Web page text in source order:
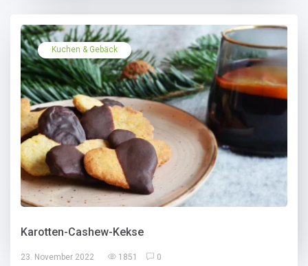
Kuchen & Gebäck
Karotten-Cashew-Kekse
23. November 2022 1851 0